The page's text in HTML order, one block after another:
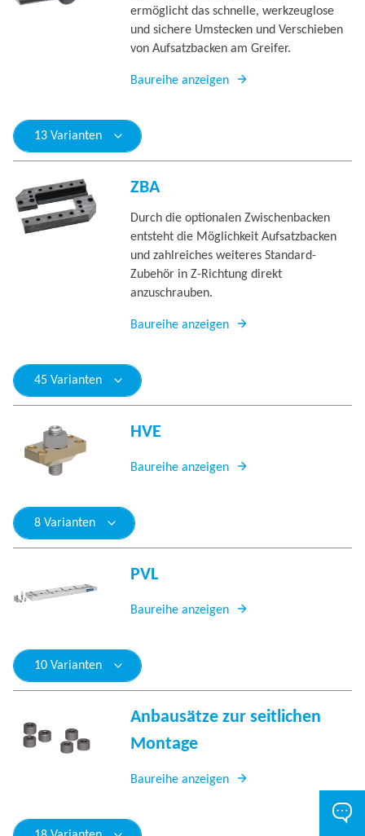
ermöglicht das schnelle, werkzeuglose
und sichere Umstecken und Verschieben
von Aufsatzbacken am Greifer.
Baureihe anzeigen
13 Varianten
ZBA
Durch die optionalen Zwischenbacken
entsteht die Möglichkeit Aufsatzbacken
und zahlreiches weiteres Standard-
Zubehör in Z-Richtung direkt
anzuschrauben.
Baureihe anzeigen
45 Varianten
HVE
Baureihe anzeigen
8 Varianten
PVL
Baureihe anzeigen
10 Varianten
Anbausätze zur seitlichen
Montage
Baureihe anzeigen